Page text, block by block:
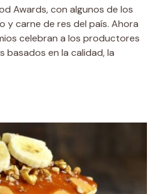
Awards, con algunos de los
y carne de res del país. Ahora
celebran a los productores
basados ​​en la calidad, la